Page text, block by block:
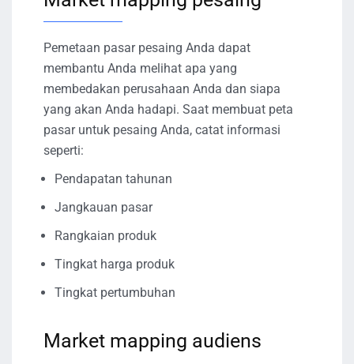
Pemetaan pasar pesaing Anda dapat
membantu Anda melihat apa yang
membedakan perusahaan Anda dan siapa
yang akan Anda hadapi. Saat membuat peta
pasar untuk pesaing Anda, catat informasi
seperti:
Pendapatan tahunan
Jangkauan pasar
Rangkaian produk
Tingkat harga produk
Tingkat pertumbuhan
Market mapping audiens